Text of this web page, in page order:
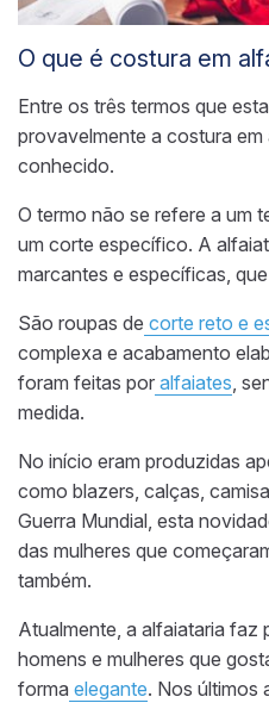
O que é costura em
Entre os três termos que
provavelmente a costura em
conhecido.
O termo não se refere a um
um corte específico. A
marcantes e específicas,
São roupas de corte reto e
complexa e acabamento
foram feitas por alfaiates,
medida.
No início eram produzidas
como blazers, calças,
Guerra Mundial, esta
das mulheres que
também.
Atualmente, a alfaiataria faz
homens e mulheres que
forma elegante. Nos últimos